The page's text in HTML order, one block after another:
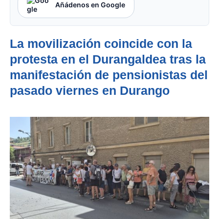
Añádenos en Google
La movilización coincide con la
protesta en el Durangaldea tras la
manifestación de pensionistas del
pasado viernes en Durango